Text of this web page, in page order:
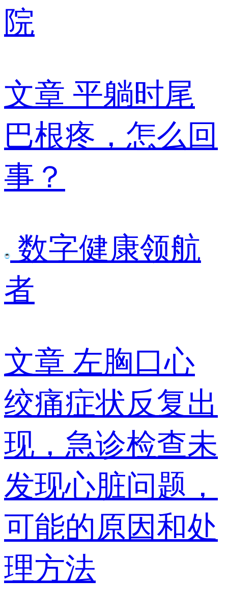
院
文章 平躺时尾
巴根疼，怎么回
事？
数字健康领航
者
文章 左胸口心
绞痛症状反复出
现，急诊检查未
发现心脏问题，
可能的原因和处
理方法